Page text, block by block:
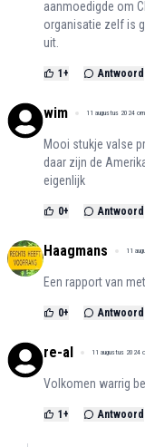
aanmoedigde om
organisatie zelf is
uit.
1 + Antwoord
wim 11 augustus 2024
Mooi stukje valse
daar zijn de
eigenlijk
0+ Antwoord
Haagmans 11
Een rapport van
0+ Antwoord
re-al 11 augustus 2024
Volkomen warrig
1 + Antwoord